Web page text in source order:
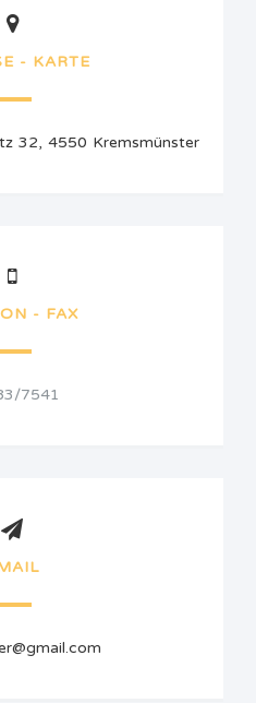
- KARTE
32, 4550 Kremsmünster
- FAX
7541